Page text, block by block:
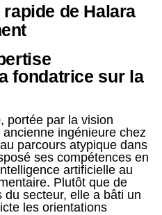
de Halara
fondatrice sur la
portée par la vision
ingénieure chez
parcours atypique dans
ses compétences en
artificielle au
Plutôt que de
secteur, elle a bâti un
les orientations